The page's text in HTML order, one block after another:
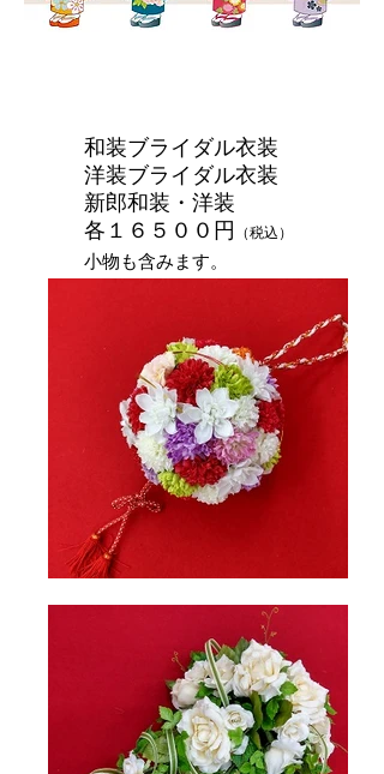
和装ブライダル衣装
洋装ブライダル衣装
新郎和装・洋装
各１６５００円
（税込）
​小物も含みます。